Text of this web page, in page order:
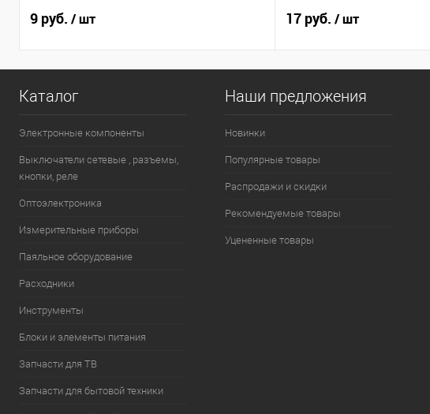
9 руб. / шт 17 руб. / шт
Каталог
Электронные компоненты
Выключатели сетевые , разъемы,
кнопки, реле
Оптоэлектроника
Измерительные приборы
Паяльное оборудование
Расходники
Инструменты
Блоки и элементы питания
Запчасти для ТВ
Запчасти для бытовой техники
Наши предложения
Новинки
Популярные товары
Распродажи и скидки
Рекомендуемые товары
Уцененные товары